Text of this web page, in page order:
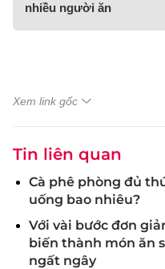
nhiều người ăn
Xem link gốc
Tin liên quan
Cà phê phòng đủ
uống bao nhiêu?
Với vài bước đơn
biến thành món ăn
ngất ngây